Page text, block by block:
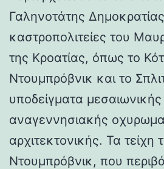
Γαληνοτάτης
καστροπολιτείες του
της Κροατίας, όπως το
Ντουμπρόβνικ και το
υποδείγματα μεσαιωνικής
αναγεννησιακής
αρχιτεκτονικής. Τα τείχη
Ντουμπρόβνικ, που